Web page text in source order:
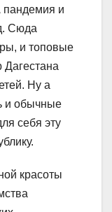
пандемия и
Сюда
и топовые
Ну а
и обычные
себя эту
красоты